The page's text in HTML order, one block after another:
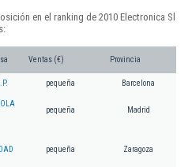
en el ranking de 2010 Electronica Sl
Ventas (€) Provincia
pequeña Barcelona
pequeña Madrid
pequeña Zaragoza